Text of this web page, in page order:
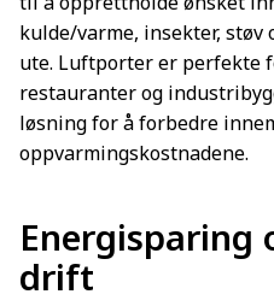
kulde/varme, insekter,
ute. Luftporter er perfekte
restauranter og
løsning for å forbedre
oppvarmingskostnadene.
Energisparing
drift